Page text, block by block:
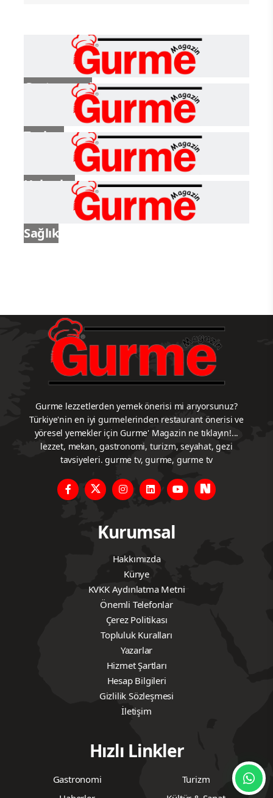
Gastronomi
Turizm
Haberler
Sağlık
Gurme lezzetlerden yemek önerisi mi arıyorsunuz?
Türkiye'nin en iyi gurmelerinden restaurant önerisi ve
yöresel yemekler için Gurme' Magazin ne tıklayın!...
lezzet, mekan, gastronomi, turizm, seyahat, gezi
tavsiyeleri. gurme tv, gurme, gurme tv
Kurumsal
Hakkımızda
Künye
KVKK Aydınlatma Metni
Önemli Telefonlar
Çerez Politikası
Topluluk Kuralları
Yazarlar
Hizmet Şartları
Hesap Bilgileri
Gizlilik Sözleşmesi
İletişim
Hızlı Linkler
Gastronomi
Turizm